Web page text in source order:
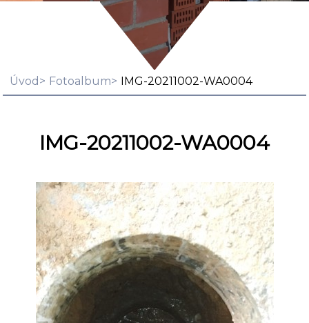
Úvod Fotoalbum IMG-20211002-WA0004
IMG-20211002-WA0004